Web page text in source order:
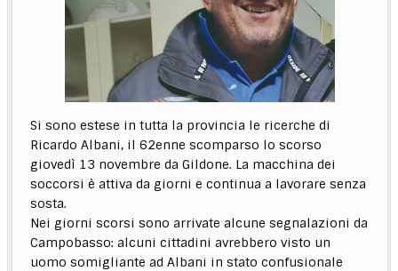
Si sono estese in tutta la provincia le ricerche di
Ricardo Albani, il 62enne scomparso lo scorso
giovedì 13 novembre da Gildone. La macchina dei
soccorsi è attiva da giorni e continua a lavorare senza
sosta.
Nei giorni scorsi sono arrivate alcune segnalazioni da
Campobasso: alcuni cittadini avrebbero visto un
uomo somigliante ad Albani in stato confusionale